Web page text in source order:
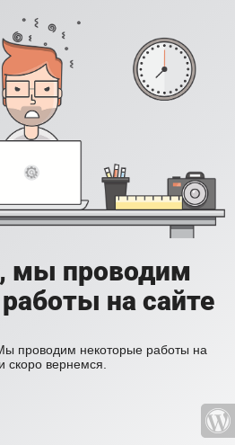
мы проводим
на сайте
проводим некоторые работы на
скоро вернемся.